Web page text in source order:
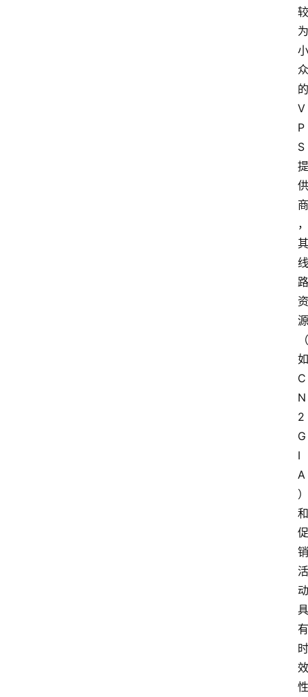
较
为
小
众
的
V
P
S
提
供
商
，
其
线
路
资
源
（
如
C
N
2
G
I
A
）
和
促
销
活
动
具
有
时
效
性